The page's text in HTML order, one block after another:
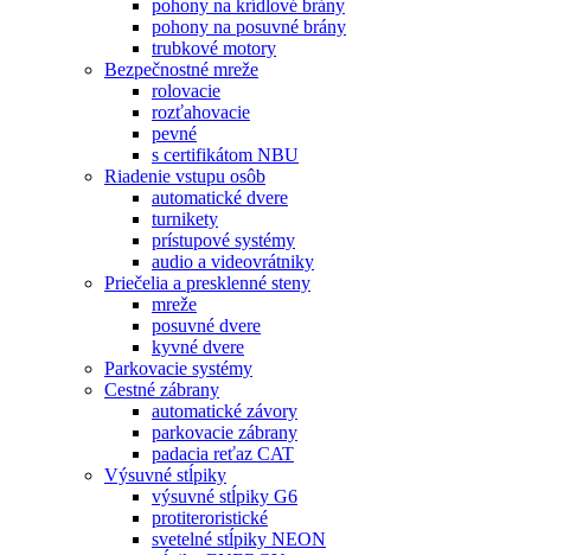
pohony na krídlové brány
pohony na posuvné brány
trubkové motory
Bezpečnostné mreže
rolovacie
rozťahovacie
pevné
s certifikátom NBU
Riadenie vstupu osôb
automatické dvere
turnikety
prístupové systémy
audio a videovrátniky
Priečelia a presklenné steny
mreže
posuvné dvere
kyvné dvere
Parkovacie systémy
Cestné zábrany
automatické závory
parkovacie zábrany
padacia reťaz CAT
Výsuvné stĺpiky
výsuvné stĺpiky G6
protiteroristické
svetelné stĺpiky NEON